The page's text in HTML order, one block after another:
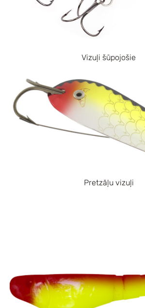
Vizuļi šūpojošie
Pretzāļu vizuļi